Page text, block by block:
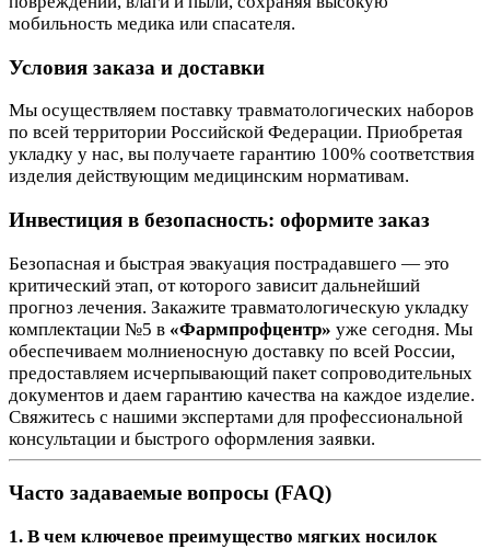
мобильность медика или спасателя.
Условия заказа и доставки
Мы осуществляем поставку травматологических наборов
по всей территории Российской Федерации. Приобретая
укладку у нас, вы получаете гарантию 100% соответствия
изделия действующим медицинским нормативам.
Инвестиция в безопасность: оформите заказ
Безопасная и быстрая эвакуация пострадавшего — это
критический этап, от которого зависит дальнейший
прогноз лечения. Закажите травматологическую укладку
комплектации №5 в «Фармпрофцентр» уже сегодня. Мы
обеспечиваем молниеносную доставку по всей России,
предоставляем исчерпывающий пакет сопроводительных
документов и даем гарантию качества на каждое изделие.
Свяжитесь с нашими экспертами для профессиональной
консультации и быстрого оформления заявки.
Часто задаваемые вопросы (FAQ)
1. В чем ключевое преимущество мягких носилок